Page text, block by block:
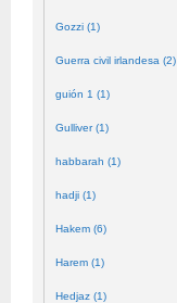
Gozzi (1)
Guerra civil irlandesa (2)
guión 1 (1)
Gulliver (1)
habbarah (1)
hadji (1)
Hakem (6)
Harem (1)
Hedjaz (1)